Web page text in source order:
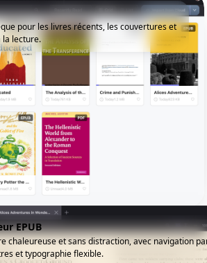
pour les livres récents, les couvertures et
la lecture.
EPUB
chaleureuse et sans distraction, avec navigation
et typographie flexible.